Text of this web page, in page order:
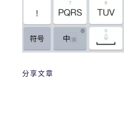
分享文章